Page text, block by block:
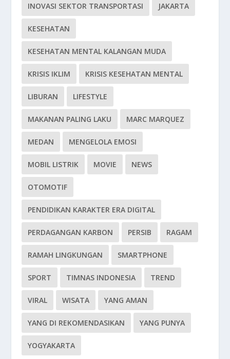
INOVASI SEKTOR TRANSPORTASI JAKARTA
KESEHATAN
KESEHATAN MENTAL KALANGAN MUDA
KRISIS IKLIM KRISIS KESEHATAN MENTAL
LIBURAN LIFESTYLE
MAKANAN PALING LAKU MARC MARQUEZ
MEDAN MENGELOLA EMOSI
MOBIL LISTRIK MOVIE NEWS
OTOMOTIF
PENDIDIKAN KARAKTER ERA DIGITAL
PERDAGANGAN KARBON PERSIB RAGAM
RAMAH LINGKUNGAN SMARTPHONE
SPORT TIMNAS INDONESIA TREND
VIRAL WISATA YANG AMAN
YANG DI REKOMENDASIKAN YANG PUNYA
YOGYAKARTA